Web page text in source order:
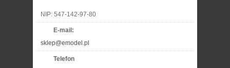
NIP: 547-142-97-80
E-mail:
sklep@emodel.pl
Telefon